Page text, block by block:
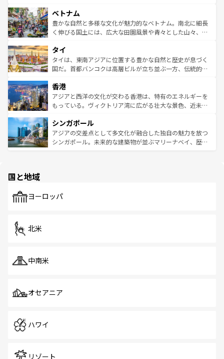
参照してほしい。
容にもいいと評判のスイーツなど、バラエティ豊かな料理
が味わえる。 なお、新着の台湾情報は コンテンツ一覧を参
照してほしい。
き、地方に足を延ばせば四季折々の自然美を楽しむことが
できる。そして、キムチや焼肉、絶品のストリートフード
まで、さまざまな韓国料理が待っている。夜には、韓国な
リティに包まれながら、韓国の多彩な魅力を心ゆくまで味
わってみてほしい。 なお、新着の韓国情報はコンテンツ一
覧を参照してほしい。
ベトナム
豊かな自然と多様な文化が魅力的なベトナム。南北に細長
く伸びる国土には、広大な田園風景や青々とした山々、世
急速な発展と共に伝統が息づく。ハノイの古い町並みやホ
ーチミン市のフランス統治時代の建物も、独特の雰囲気を
醸し出している。また、バラエティの豊かさとおいしさで
とつ。フォーやバインミー、ベトナムコーヒーなどは、ぜ
ひ現地で味わいたい。どの地域を訪れてもあたたかい人々
が旅行者を迎えてくれるので、きっと忘れられない旅にな
参照してほしい。
タイ
タイは、東南アジアに位置する豊かな自然と歴史が息づく
国だ。首都バンコクは高層ビルが立ち並ぶ一方、伝統的な
の活気が交差している。北部ではチェンマイなどの山岳地
帯で自然と触れ合い、南部ではプーケットやクラビの美し
いビーチでリゾート気分を楽しむことができる。タイ料理
激する。気候は一年中温暖で、どの季節にも異なる楽しみ
が待っている。親しみやすいタイの人々、仏教を中心とし
た文化、そして多様な観光資源が、訪れる旅人を魅了し続
香港
アジアと西洋の文化が交わる香港は、特有のエネルギーを
もっている。ヴィクトリア湾に広がる壮大な景色、近未来
み、どこを訪れても感動するはず。観光スポットが密集し
ており、効率よく見どころを回れるのも魅力。息をのむよ
うな絶景から文化的な体験まで、香港を存分に楽しみ尽く
シンガポール
アジアの交差点として多文化が融合した独自の魅力を放つ
シンガポール。未来的な建築物が並ぶマリーナベイ、歴史
で、ホーカーズは地元の風情を楽しめる外せないスポット
国と地域
ヨーロッパ
北米
中南米
オセアニア
ハワイ
リゾート